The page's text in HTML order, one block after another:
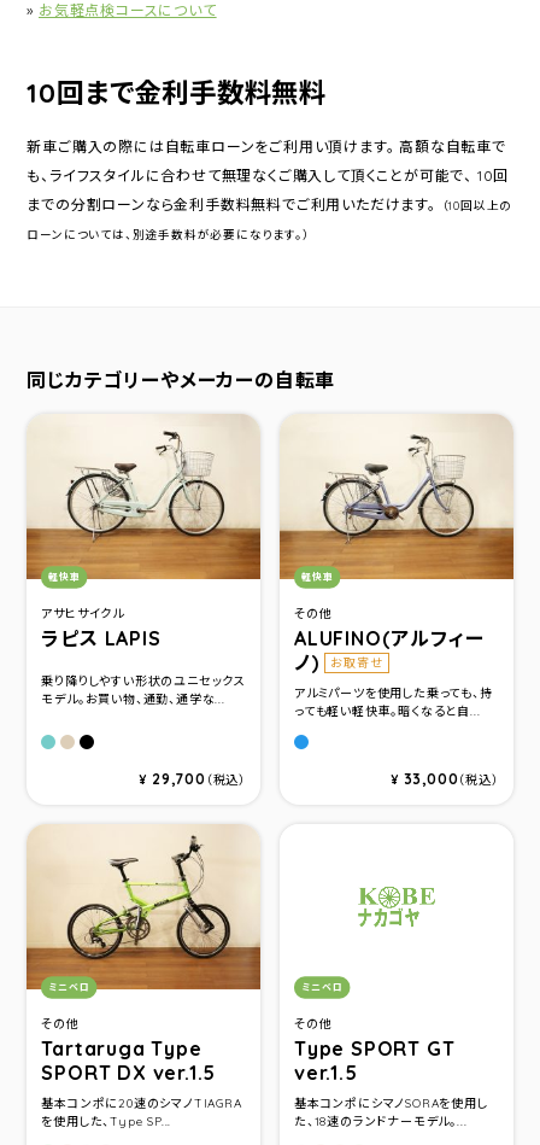
» お気軽点検コースについて
10回まで金利手数料無料
新車ご購入の際には自転車ローンをご利用い頂けます。 高額な自転車で
も、ライフスタイルに合わせて無理なくご購入して頂くことが可能で、 10回
までの分割ローンなら金利手数料無料でご利用いただけます。
（10回以上の
ローンについては、別途手数料が必要になります。）
同じカテゴリーやメーカーの自転車
アサヒサイクル
ラピス LAPIS
カテゴリ：
軽快車
乗り降りしやすい形状のユニセックス
モデル。お買い物、通勤、通学な...
ＰＷソフトブルー
ＰＷベージュ
ＰＷブラック
¥ 29,700 （税込）
その他
ALUFINO(アルフィー
ノ)
お取寄せ
カテゴリ：
軽快車
アルミパーツを使用した乗っても、持
っても軽い軽快車。暗くなると自...
P.ブルー(24サイズ)
¥ 33,000（税込）
その他
Tartaruga Type
SPORT DX ver.1.5
カテゴリ：
ミニベロ
基本コンポに20速のシマノTIAGRA
を使用した、Type SP...
その他
Type SPORT GT
ver.1.5
カテゴリ：
ミニベロ
基本コンポにシマノSORAを使用し
た、18速のランドナーモデル。...